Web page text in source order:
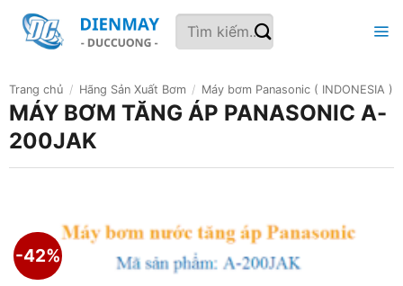
qua
Tìm
kiếm:
Trang chủ / Hãng Sản Xuất Bơm / Máy bơm Panasonic ( INDONESIA )
MÁY BƠM TĂNG ÁP PANASONIC A-
200JAK
-42%